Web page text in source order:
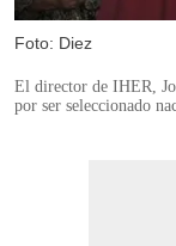
Foto: Diez
El director de IHER,
por ser seleccionado